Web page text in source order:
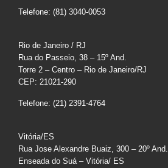
Telefone: (81) 3040-0053
Rio de Janeiro / RJ
Rua do Passeio, 38 – 15º And.
Torre 2 – Centro – Rio de Janeiro/RJ
CEP: 21021-290
Telefone: (21) 2391-4764
Vitória/ES
Rua Jose Alexandre Buaiz, 300 – 20º And.
Enseada do Suá – Vitória/ ES